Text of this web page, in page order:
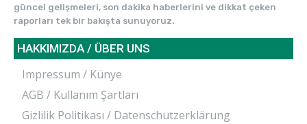
güncel gelişmeleri, son dakika haberlerini ve dikkat çeken
raporları tek bir bakışta sunuyoruz.
HAKKIMIZDA / ÜBER UNS
Impressum / Künye
AGB / Kullanım Şartları
Gizlilik Politikası / Datenschutzerklärung